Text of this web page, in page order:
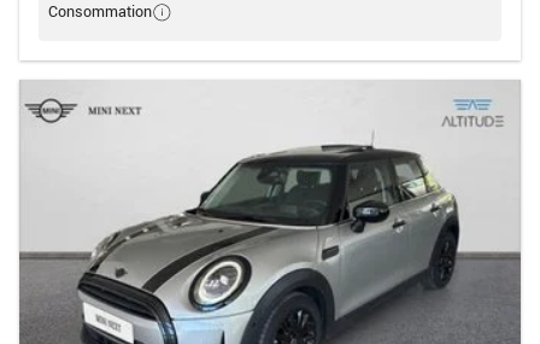
Consommation